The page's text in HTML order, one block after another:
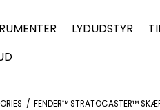
LYDUDSTYR
/ FENDER™ STRATOCASTER™